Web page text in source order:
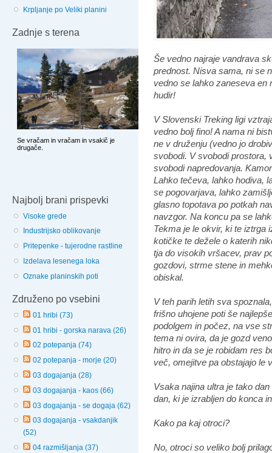
Krpljanje po Veliki planini
Zadnje s terena
Najbolj brani prispevki
Visoke grede
Industrijsko oblikovanje
Pritepenke - tujerodne rastline
Izdelava lesenega loka
Oznake planinskih poti
Združeno po vsebini
01 hribi (73)
01 hribi - gorska narava (26)
02 potepanja (74)
02 potepanja - morje (20)
03 dogajanja (28)
03 dogajanja - kaos (66)
03 dogajanja - se dogaja (62)
03 dogajanja - vsakdanjik
(52)
04 razmišljanja (37)
Še vedno najraje vandrava
prednost. Nisva sama, ni se
vedno se lahko zaneseva en
hudir!
V Slovenski Treking ligi
vedno bolj fino! A nama ni
ne v druženju (vedno jo
svobodi. V svobodi prostora,
svobodi napredovanja.
Lahko tečeva, lahko hodiva,
se pogovarjava, lahko
glasno topotava po potkah
navzgor. Na koncu pa se
Tekma je le okvir, ki te iztrga
kotičke te dežele o katerih
tja do visokih vršacev, prav
gozdovi, strme stene in
obiskal.
V teh parih letih sva
frišno uhojene poti še
podolgem in počez, na vse
tema ni ovira, da je gozd
hitro in da se je robidam res
več, omejitve pa obstajajo le
Vsaka najina ultra je tako
dan, ki je izrabljen do konca
Kako pa kaj otroci?
No, otroci so veliko bolj